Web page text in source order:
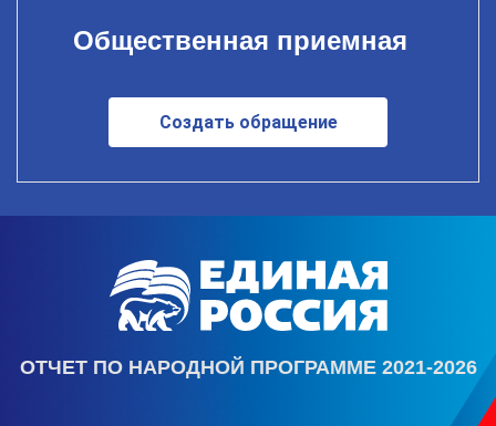
Общественная приемная
Создать обращение
ОТЧЕТ ПО НАРОДНОЙ ПРОГРАММЕ 2021-2026